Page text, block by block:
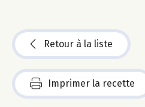
Retour à la liste
Imprimer la recette